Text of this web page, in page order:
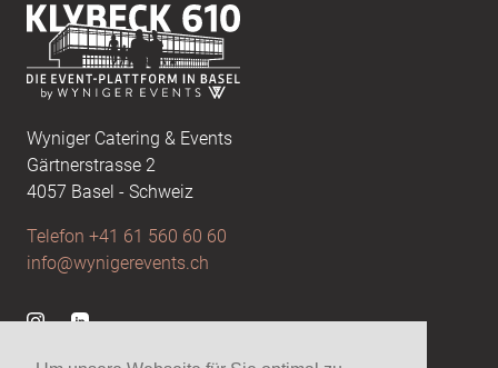
Wyniger Catering & Events
Gärtnerstrasse 2
4057 Basel - Schweiz
Telefon +41 61 560 60 60
info@wynigerevents.ch
Besuchen Sie uns auf Instagram
Visit us at Linkedin